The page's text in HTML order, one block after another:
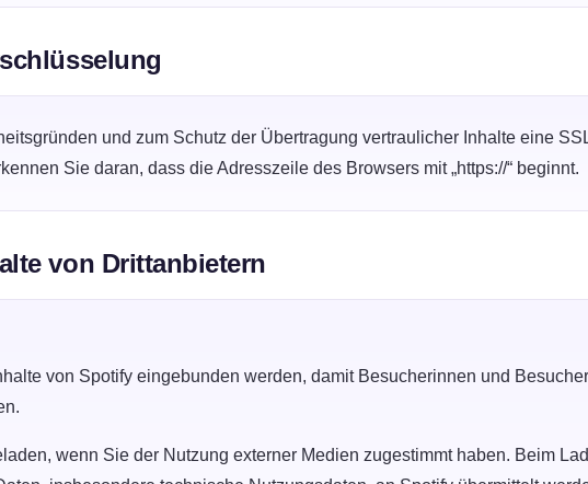
und zum Schutz der Übertragung vertraulicher Inhalte eine
Sie daran, dass die Adresszeile des Browsers mit „https://“ beginnt.
von Drittanbietern
von Spotify eingebunden werden, damit Besucherinnen und
wenn Sie der Nutzung externer Medien zugestimmt haben. Beim